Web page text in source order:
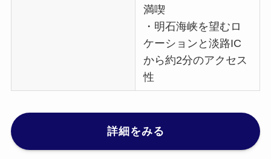
満喫
・明石海峡を望むロ
ケーションと淡路IC
から約2分のアクセス
性
詳細をみる